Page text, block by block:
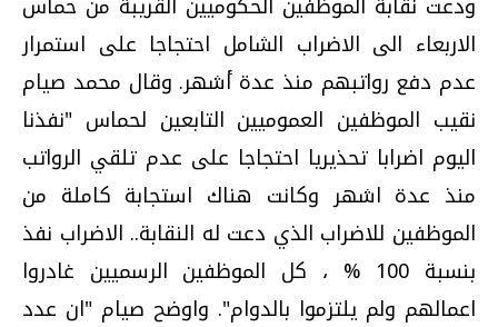
الاربعاء الى الاضراب الشامل احتجاجا على استمرار
عدم دفع رواتبهم منذ عدة أشهر. وقال محمد صيام
نقيب الموظفين العموميين التابعين لحماس "نفذنا
اليوم اضرابا تحذيريا احتجاجا على عدم تلقي الرواتب
منذ عدة اشهر وكانت هناك استجابة كاملة من
الموظفين للاضراب الذي دعت له النقابة.. الاضراب نفذ
بنسبة 100 % ، كل الموظفين الرسميين غادروا
اعمالهم ولم يلتزموا بالدوام". واوضح صيام "ان عدد